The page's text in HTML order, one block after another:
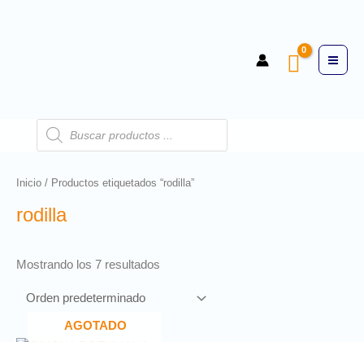
Inicio / Productos etiquetados “rodilla”
rodilla
Mostrando los 7 resultados
AGOTADO